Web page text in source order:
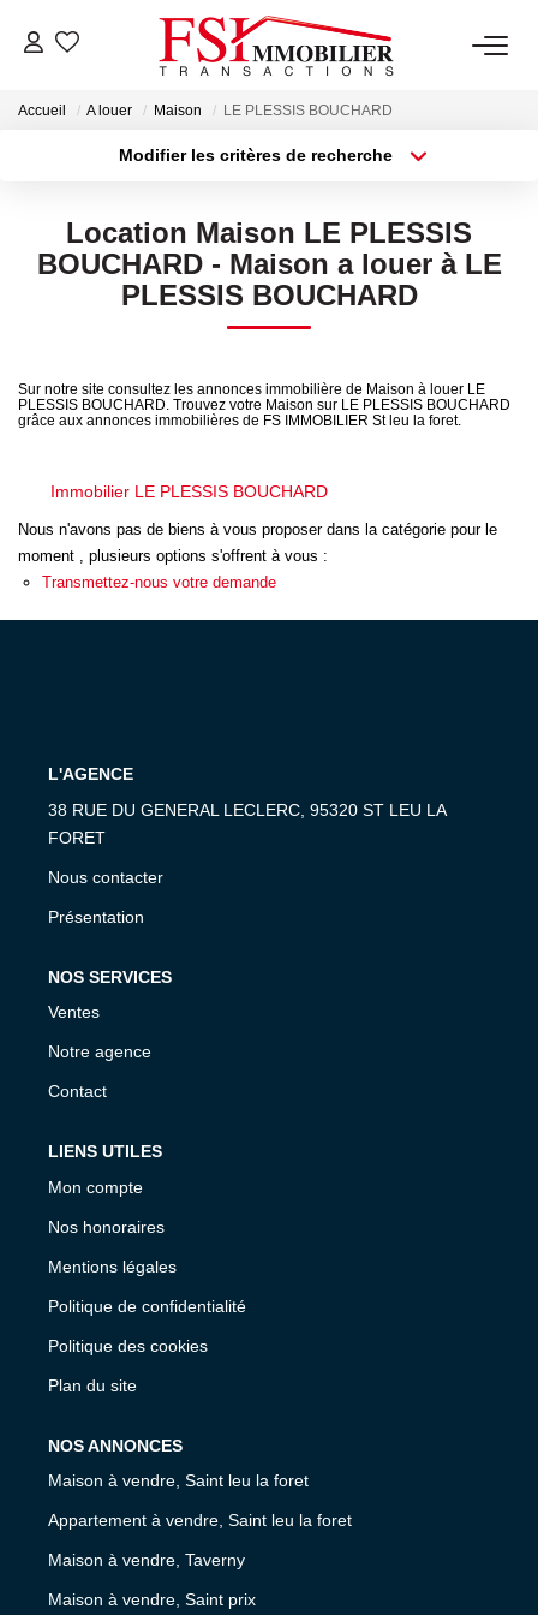
NOTRE AGENCE
VENTES
LOCATIONS
GESTION
ESTIMATION
EXPERTISE
Accueil A louer Maison LE PLESSIS BOUCHARD
Modifier les critères de recherche
Type de bien
Budget max Plus de critères
Location Maison LE PLESSIS
BOUCHARD - Maison a louer à LE
PLESSIS BOUCHARD
Sur notre site consultez les annonces immobilière de Maison à louer LE
PLESSIS BOUCHARD. Trouvez votre Maison sur LE PLESSIS BOUCHARD
grâce aux annonces immobilières de FS IMMOBILIER St leu la foret.
Immobilier LE PLESSIS BOUCHARD
Nous n'avons pas de biens à vous proposer dans la catégorie pour le
moment , plusieurs options s'offrent à vous :
Transmettez-nous votre demande
L'AGENCE
38 RUE DU GENERAL LECLERC, 95320 ST LEU LA
FORET
Nous contacter
Présentation
NOS SERVICES
Ventes
Notre agence
Contact
LIENS UTILES
Mon compte
Nos honoraires
Mentions légales
Politique de confidentialité
Politique des cookies
Plan du site
NOS ANNONCES
Maison à vendre, Saint leu la foret
Appartement à vendre, Saint leu la foret
Maison à vendre, Taverny
Maison à vendre, Saint prix